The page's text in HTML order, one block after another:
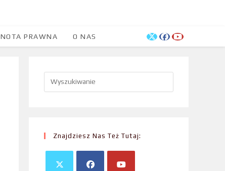
NOTA PRAWNA O NAS
Znajdziesz Nas Też Tutaj: